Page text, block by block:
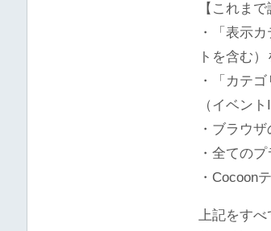
【これま
・「表示
トを含む
・「カテ
（イベン
・ブラウ
・全ての
・Cocoon
上記をすべ